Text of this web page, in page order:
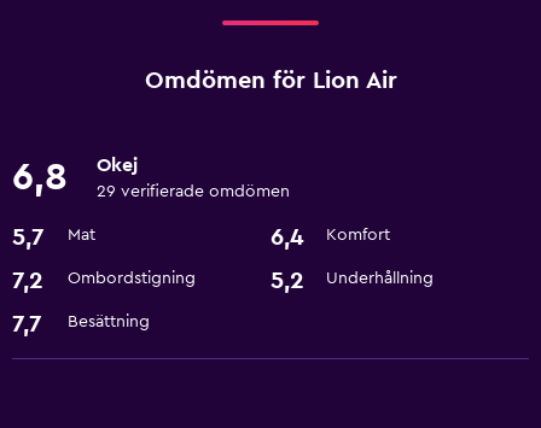
Omdömen för Lion Air
6,8 Okej
29 verifierade omdömen
5,7 Mat 6,4 Komfort
7,2 Ombordstigning 5,2 Underhållning
7,7 Besättning